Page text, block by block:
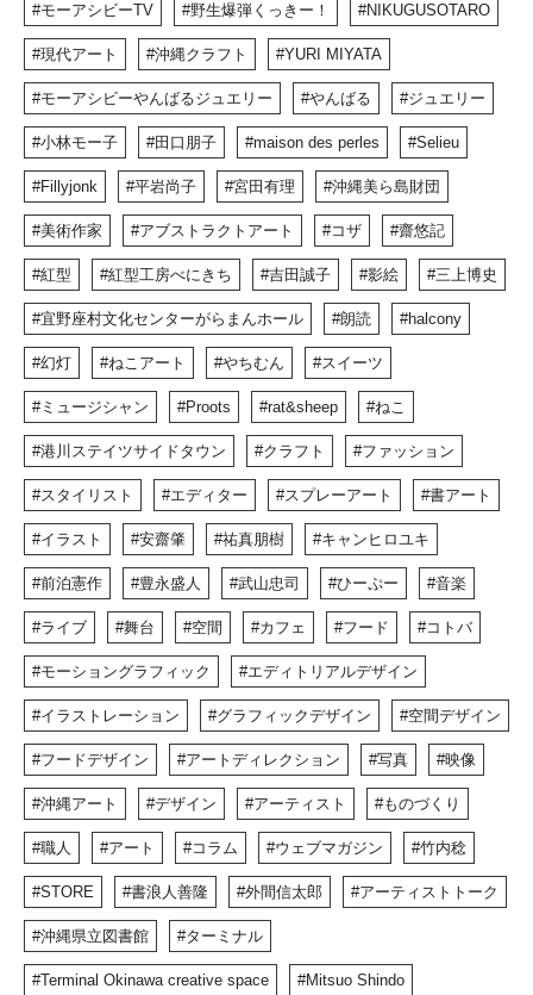
モーアシビーTV 野生爆弾くっきー！ NIKUGUSOTARO
現代アート 沖縄クラフト YURI MIYATA
モーアシビーやんばるジュエリー やんばる ジュエリー
小林モー子 田口朋子 maison des perles Selieu
Fillyjonk 平岩尚子 宮田有理 沖縄美ら島財団
美術作家 アブストラクトアート コザ 齋悠記
紅型 紅型工房べにきち 吉田誠子 影絵 三上博史
宜野座村文化センターがらまんホール 朗読 halcony
幻灯 ねこアート やちむん スイーツ
ミュージシャン Proots rat&sheep ねこ
港川ステイツサイドタウン クラフト ファッション
スタイリスト エディター スプレーアート 書アート
イラスト 安齋肇 祐真朋樹 キャンヒロユキ
前泊憲作 豊永盛人 武山忠司 ひーぷー 音楽
ライブ 舞台 空間 カフェ フード コトバ
モーショングラフィック エディトリアルデザイン
イラストレーション グラフィックデザイン 空間デザイン
フードデザイン アートディレクション 写真 映像
沖縄アート デザイン アーティスト ものづくり
職人 アート コラム ウェブマガジン 竹内稔
STORE 書浪人善隆 外間信太郎 アーティストトーク
沖縄県立図書館 ターミナル
Terminal Okinawa creative space Mitsuo Shindo